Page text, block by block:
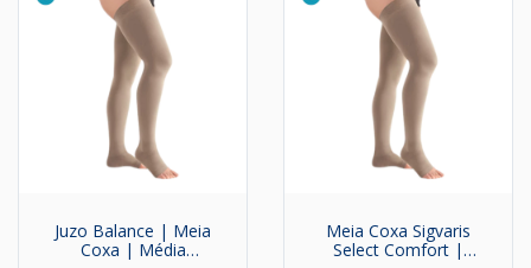
Juzo Balance | Meia
Coxa | Média
Meia Coxa Sigvaris
Select Comfort |